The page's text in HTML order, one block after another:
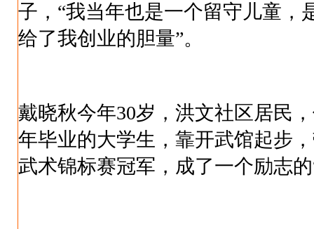
子，“我当年也是一个留守儿童，
给了我创业的胆量”。
戴晓秋今年30岁，洪文社区居民
年毕业的大学生，靠开武馆起步
武术锦标赛冠军，成了一个励志